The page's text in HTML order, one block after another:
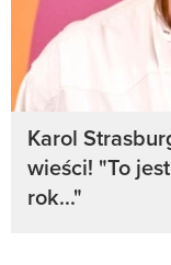
Karol
wieści! "To
rok..."